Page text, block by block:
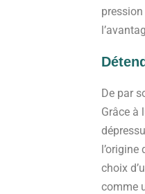
De par
Grâce à
choix
comme